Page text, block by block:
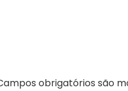
obrigatórios são